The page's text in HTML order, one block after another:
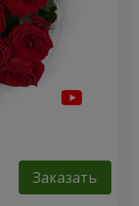
Заказать